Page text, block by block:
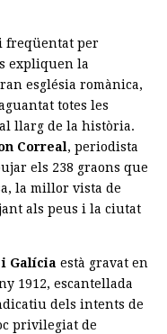
freqüentat per
expliquen la
església romànica,
totes les
llarg de la història.
Correal, periodista
els 238 graons que
la millor vista de
als peus i la ciutat
Galícia està gravat en
1912, escantellada
dels intents de
privilegiat de